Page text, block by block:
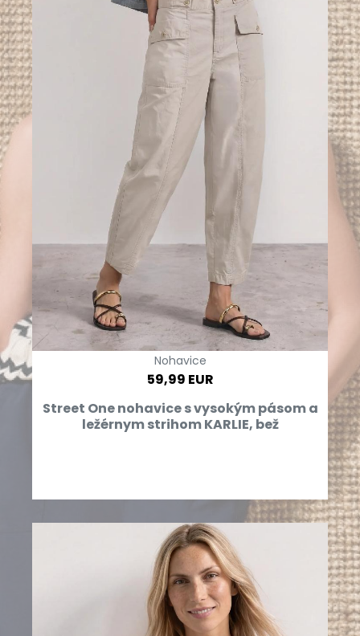
Nohavice
59,99 EUR
Street One nohavice s vysokým pásom a
ležérnym strihom KARLIE, bež